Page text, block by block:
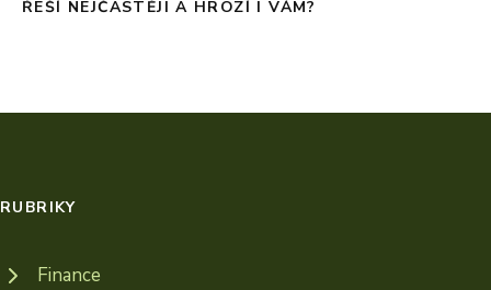
ŘEŠÍ NEJČASTĚJI A HROZÍ I VÁM?
RUBRIKY
Finance